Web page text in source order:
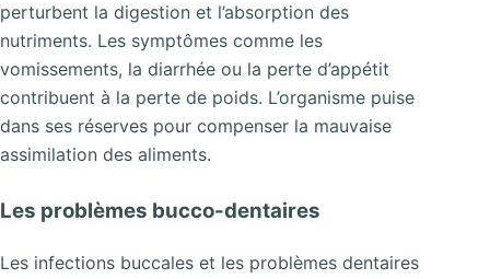
perturbent la digestion et l’absorption des
nutriments. Les symptômes comme les
vomissements, la diarrhée ou la perte d’appétit
contribuent à la perte de poids. L’organisme puise
dans ses réserves pour compenser la mauvaise
assimilation des aliments.
Les problèmes bucco-dentaires
Les infections buccales et les problèmes dentaires